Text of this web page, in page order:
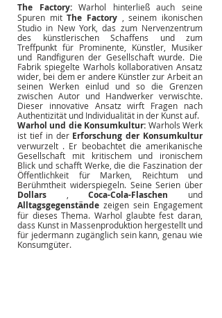
The Factory:
Warhol hinterließ auch seine
Spuren mit The Factory
, seinem ikonischen
Studio in New York, das zum Nervenzentrum
des künstlerischen Schaffens und zum
Treffpunkt für Prominente, Künstler, Musiker
und Randfiguren der Gesellschaft wurde. Die
Fabrik spiegelte Warhols kollaborativen Ansatz
wider, bei dem er andere Künstler zur Arbeit an
seinen Werken einlud und so die Grenzen
zwischen Autor und Handwerker verwischte.
Dieser innovative Ansatz wirft Fragen nach
Authentizität und Individualität in der Kunst auf.
Warhol und die Konsumkultur: Warhols Werk
ist tief in der Erforschung der Konsumkultur
verwurzelt . Er beobachtet die amerikanische
Gesellschaft mit kritischem und ironischem
Blick und schafft Werke, die die Faszination der
Öffentlichkeit für Marken, Reichtum und
Berühmtheit widerspiegeln. Seine Serien über
Dollars Coca-Cola-Flaschen und
Alltagsgegenstände zeigen sein Engagement
für dieses Thema. Warhol glaubte fest daran,
dass Kunst in Massenproduktion hergestellt und
für jedermann zugänglich sein kann, genau wie
Konsumgüter.